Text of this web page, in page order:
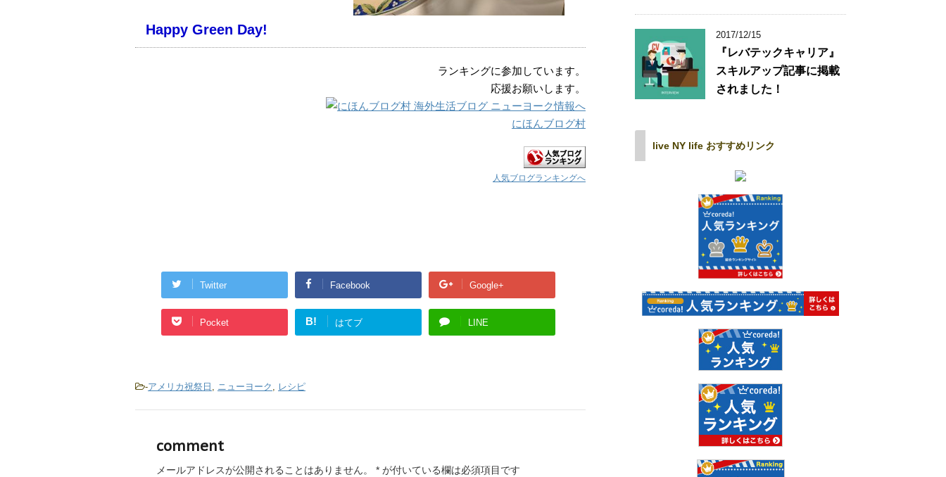
Happy Green Day!
ランキングに参加しています。
応援お願いします。
にほんブログ村
人気ブログランキングへ
Twitter Facebook Google+
Pocket B! はてブ LINE
-アメリカ祝祭日 , ニューヨーク , レシピ
comment
メールアドレスが公開されることはありません。 * が付いている欄は必須項目です
2017/12/15
『レバテックキャリア』
スキルアップ記事に掲載
されました！
live NY life おすすめリンク